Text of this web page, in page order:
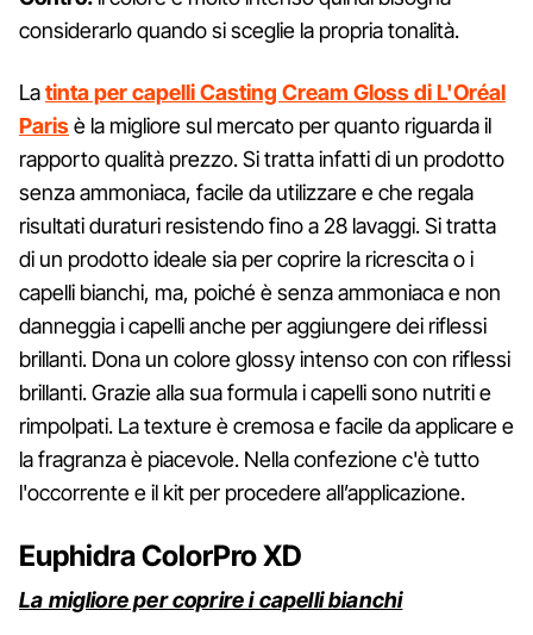
considerarlo quando si sceglie la propria tonalità.
Latinta per capelli Casting Cream Gloss di L'Oréal
Parisè la migliore sul mercato per quanto riguarda il
rapporto qualità prezzo. Si tratta infatti di un prodotto
senza ammoniaca, facile da utilizzare e che regala
risultati duraturi resistendo fino a 28 lavaggi. Si tratta
di un prodotto ideale sia per coprire la ricrescita o i
capelli bianchi, ma, poiché è senza ammoniaca e non
danneggia i capelli anche per aggiungere dei riflessi
brillanti. Dona un colore glossy intenso con con riflessi
brillanti. Grazie alla sua formula i capelli sono nutriti e
rimpolpati. La texture è cremosa e facile da applicare e
la fragranza è piacevole. Nella confezione c'è tutto
l'occorrente e il kit per procedere all’applicazione.
Euphidra ColorPro XD
La migliore per coprire i capelli bianchi